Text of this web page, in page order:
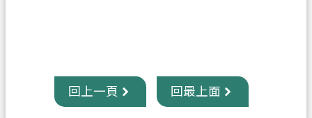
回上一頁 回最上面